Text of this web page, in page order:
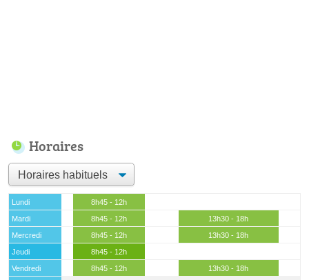
Horaires
Lundi
8h45 - 12h
Mardi
8h45 - 12h
13h30 - 18h
Mercredi
8h45 - 12h
13h30 - 18h
Jeudi
8h45 - 12h
Vendredi
8h45 - 12h
13h30 - 18h